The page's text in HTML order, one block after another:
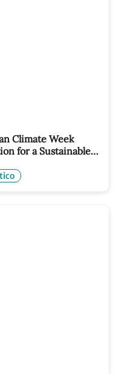
Climate Week
for a Sustainable